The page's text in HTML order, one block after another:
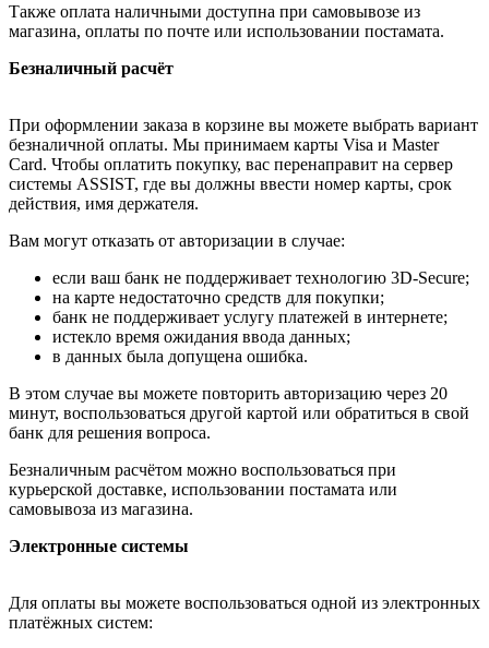
Также оплата наличными доступна при самовывозе из
магазина, оплаты по почте или использовании постамата.
Безналичный расчёт
При оформлении заказа в корзине вы можете выбрать вариант
безналичной оплаты. Мы принимаем карты Visa и Master
Card. Чтобы оплатить покупку, вас перенаправит на сервер
системы ASSIST, где вы должны ввести номер карты, срок
действия, имя держателя.
Вам могут отказать от авторизации в случае:
если ваш банк не поддерживает технологию 3D-Secure;
на карте недостаточно средств для покупки;
банк не поддерживает услугу платежей в интернете;
истекло время ожидания ввода данных;
в данных была допущена ошибка.
В этом случае вы можете повторить авторизацию через 20
минут, воспользоваться другой картой или обратиться в свой
банк для решения вопроса.
Безналичным расчётом можно воспользоваться при
курьерской доставке, использовании постамата или
самовывоза из магазина.
Электронные системы
Для оплаты вы можете воспользоваться одной из электронных
платёжных систем: